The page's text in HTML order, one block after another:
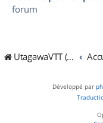
forum
UtagawaVTT (Randos VTT et VTTAE avec traces GPS)
Développé par